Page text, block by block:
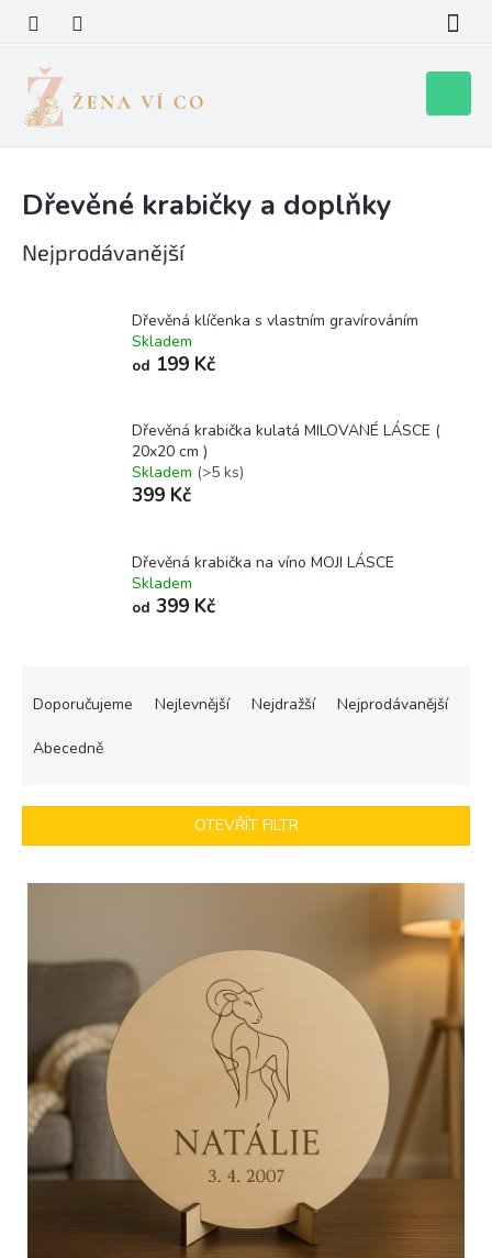
obsah
košík
Dřevěné krabičky a doplňky
Nejprodávanější
Dřevěná klíčenka s vlastním gravírováním
Skladem
od 199 Kč
Dřevěná krabička kulatá MILOVANÉ LÁSCE (
20x20 cm )
Skladem (>5 ks)
399 Kč
Dřevěná krabička na víno MOJI LÁSCE
Skladem
od 399 Kč
r
t
Doporučujeme Nejlevnější Nejdražší Nejprodávanější
Abecedně
OTEVŘÍT FILTR
V
u
k
t
ů